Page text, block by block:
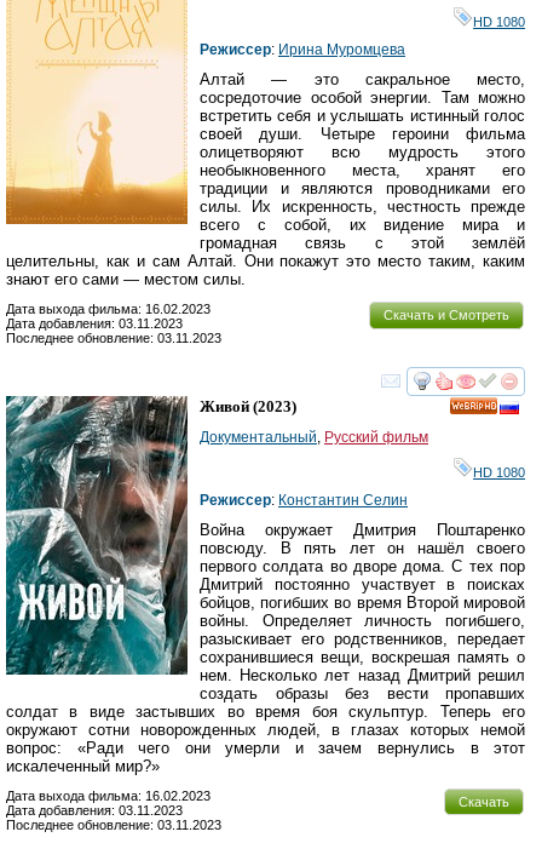
HD 1080
Режиссер: Ирина Муромцева
Алтай — это сакральное место,
сосредоточие особой энергии. Там можно
встретить себя и услышать истинный голос
своей души. Четыре героини фильма
олицетворяют всю мудрость этого
необыкновенного места, хранят его
традиции и являются проводниками его
силы. Их искренность, честность прежде
всего с собой, их видение мира и
громадная связь с этой землёй
целительны, как и сам Алтай. Они покажут это место таким, каким
знают его сами — местом силы.
Скачать и Смотреть
Дата выхода фильма: 16.02.2023
Дата добавления: 03.11.2023
Последнее обновление: 03.11.2023
смотреть
Живой (2023)
Документальный, Русский фильм
HD 1080
Режиссер: Константин Селин
Война окружает Дмитрия Поштаренко
повсюду. В пять лет он нашёл своего
первого солдата во дворе дома. С тех пор
Дмитрий постоянно участвует в поисках
бойцов, погибших во время Второй мировой
войны. Определяет личность погибшего,
разыскивает его родственников, передает
сохранившиеся вещи, воскрешая память о
нем. Несколько лет назад Дмитрий решил
создать образы без вести пропавших
солдат в виде застывших во время боя скульптур. Теперь его
окружают сотни новорожденных людей, в глазах которых немой
вопрос: «Ради чего они умерли и зачем вернулись в этот
искалеченный мир?»
Скачать
Дата выхода фильма: 16.02.2023
Дата добавления: 03.11.2023
Последнее обновление: 03.11.2023